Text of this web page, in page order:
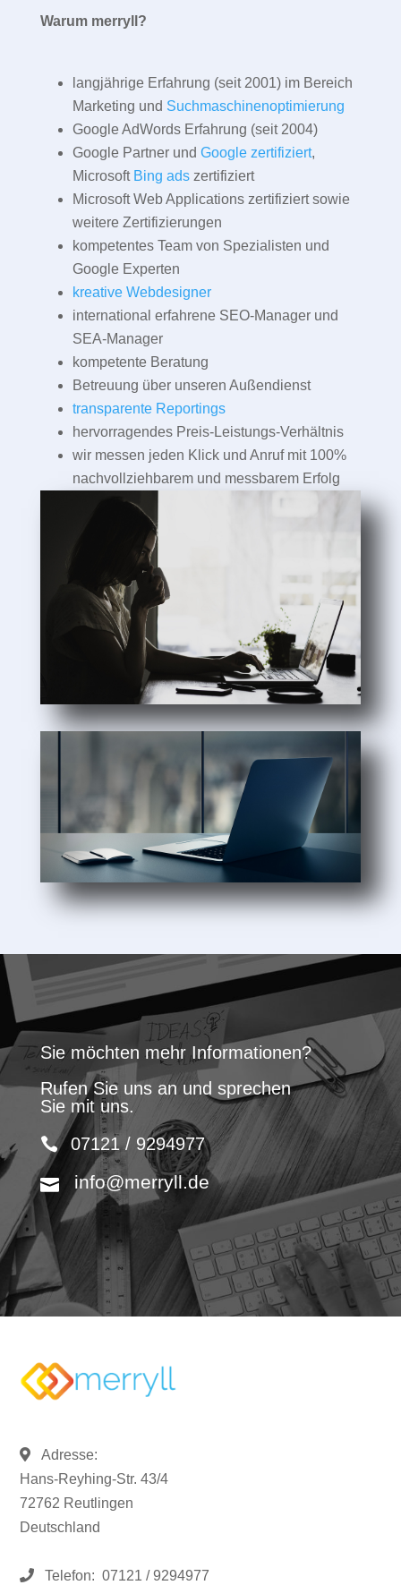
Warum merryll?
langjährige Erfahrung (seit 2001) im Bereich
Marketing und Suchmaschinenoptimierung
Google AdWords Erfahrung (seit 2004)
Google Partner und Google zertifiziert,
Microsoft Bing adszertifiziert
Microsoft Web Applications zertifiziert sowie
weitere Zertifizierungen
kompetentes Team von Spezialisten und
Google Experten
kreative Webdesigner
international erfahrene SEO-Manager und
SEA-Manager
kompetente Beratung
Betreuung über unseren Außendienst
transparente Reportings
hervorragendes Preis-Leistungs-Verhältnis
wir messen jeden Klick und Anruf mit 100%
nachvollziehbarem und messbarem Erfolg
Sie möchten mehr Informationen?
Rufen Sie uns an und sprechen
Sie mit uns.
07121 / 9294977
info@merryll.de
Adresse:
Hans-Reyhing-Str. 43/4
72762 Reutlingen
Deutschland
Telefon: 07121 / 9294977